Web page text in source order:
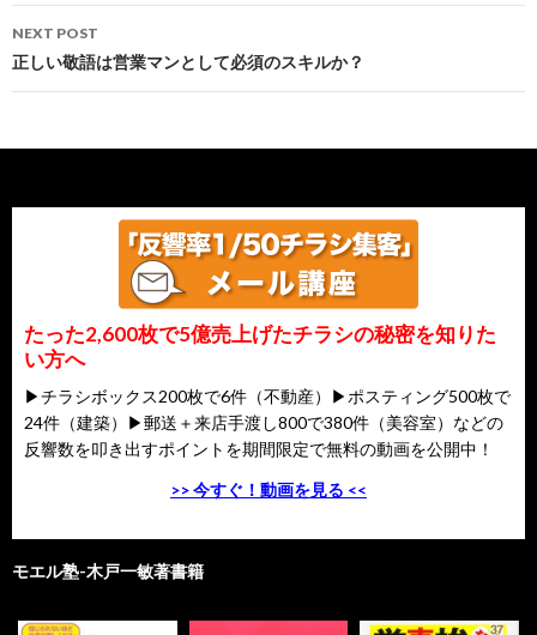
NEXT POST
正しい敬語は営業マンとして必須のスキルか？
たった2,600枚で5億売上げたチラシの秘密を知りた
い方へ
▶チラシボックス200枚で6件（不動産）▶ポスティング500枚で
24件（建築）▶郵送＋来店手渡し800で380件（美容室）などの
反響数を叩き出すポイントを期間限定で無料の動画を公開中！
>> 今すぐ！動画を見る <<
モエル塾-木戸一敏著書籍